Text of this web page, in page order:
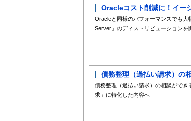
Oracleコスト削減に！イー
Oracleと同様のパフォーマンスでも大
Server」のディストリビューションを
債務整理（過払い請求）の
債務整理（過払い請求）の相談がで
求」に特化した内容へ